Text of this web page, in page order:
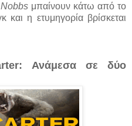
μπαίνουν κάτω από το
και η ετυμηγορία βρίσκεται
Ανάμεσα σε δύο